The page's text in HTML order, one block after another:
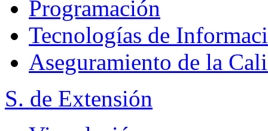
Programación
Tecnologías de
Aseguramiento de la
S. de Extensión